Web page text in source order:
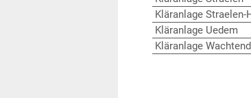
Kläranlage Straelen-
Kläranlage Uedem
Kläranlage